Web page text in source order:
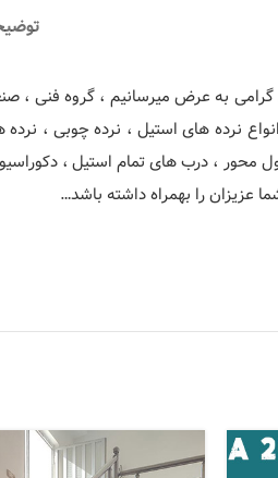
به عرض میرسانیم ، گروه فنی ،
نرده های استیل ، نرده چوبی ،
محور ، درب های تمام استیل ،
عزیزان را بهمراه داشته باشد…